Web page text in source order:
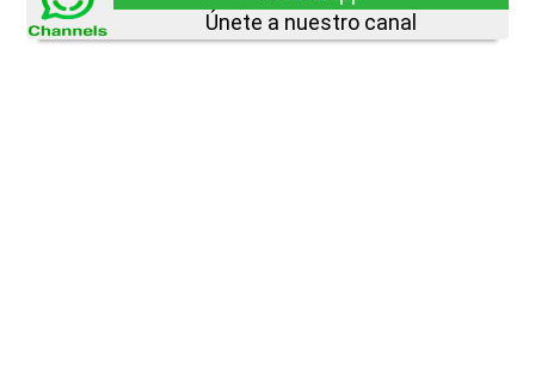
Únete a nuestro canal